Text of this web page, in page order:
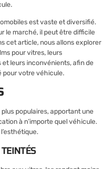
est vaste et diversifié.
le marché, il peut être difficile
cet article, nous allons explorer
pour vitres, leurs
leurs inconvénients, afin de
pour votre véhicule.
populaires, apportant une
à n’importe quel véhicule.